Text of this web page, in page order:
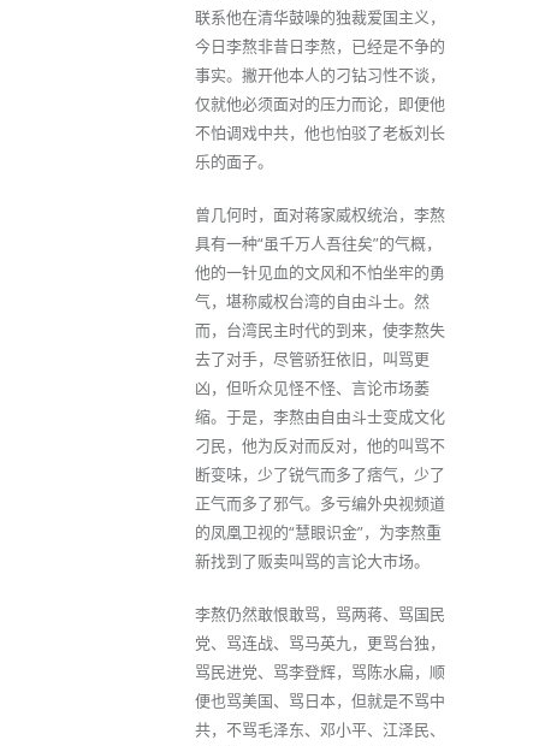
联系他在清华鼓噪的独裁爱国主义，
今日李熬非昔日李熬，已经是不争的
事实。撇开他本人的刁钻习性不谈，
仅就他必须面对的压力而论，即便他
不怕调戏中共，他也怕驳了老板刘长
乐的面子。
曾几何时，面对蒋家威权统治，李熬
具有一种“虽千万人吾往矣”的气概，
他的一针见血的文风和不怕坐牢的勇
气，堪称威权台湾的自由斗士。然
而，台湾民主时代的到来，使李熬失
去了对手，尽管骄狂依旧，叫骂更
凶，但听众见怪不怪、言论市场萎
缩。于是，李熬由自由斗士变成文化
刁民，他为反对而反对，他的叫骂不
断变味，少了锐气而多了痞气，少了
正气而多了邪气。多亏编外央视频道
的凤凰卫视的“慧眼识金”，为李熬重
新找到了贩卖叫骂的言论大市场。
李熬仍然敢恨敢骂，骂两蒋、骂国民
党、骂连战、骂马英九，更骂台独，
骂民进党、骂李登辉，骂陈水扁，顺
便也骂美国、骂日本，但就是不骂中
共，不骂毛泽东、邓小平、江泽民、